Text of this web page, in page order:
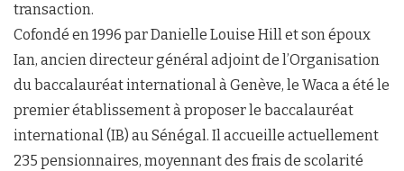
transaction.
Cofondé en 1996 par Danielle Louise Hill et son époux
Ian, ancien directeur général adjoint de l’Organisation
du baccalauréat international à Genève, le Waca a été le
premier établissement à proposer le baccalauréat
international (IB) au Sénégal. Il accueille actuellement
235 pensionnaires, moyennant des frais de scolarité